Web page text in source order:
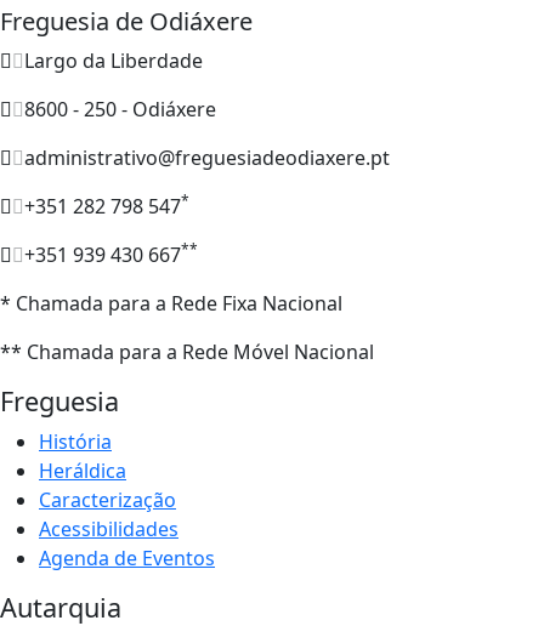
Freguesia de Odiáxere
Largo da Liberdade
8600 - 250 - Odiáxere
administrativo@freguesiadeodiaxere.pt
+351 282 798 547*
+351 939 430 667**
* Chamada para a Rede Fixa Nacional
** Chamada para a Rede Móvel Nacional
Freguesia
História
Heráldica
Caracterização
Acessibilidades
Agenda de Eventos
Autarquia